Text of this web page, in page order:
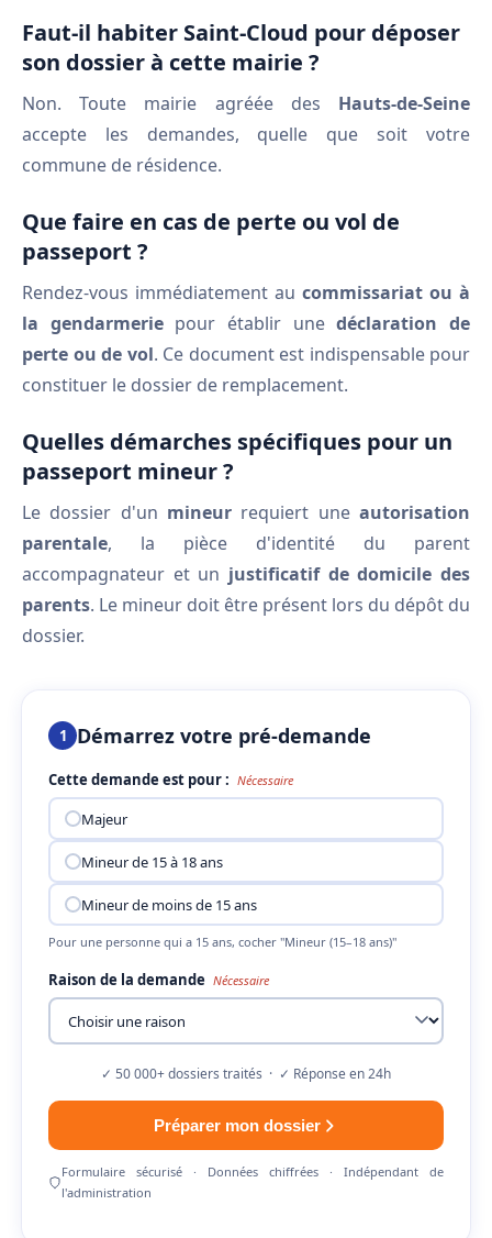
Faut-il habiter Saint-Cloud pour déposer
son dossier à cette mairie ?
Non. Toute mairie agréée des Hauts-de-Seine
accepte les demandes, quelle que soit votre
commune de résidence.
Que faire en cas de perte ou vol de
passeport ?
Rendez-vous immédiatement au commissariat ou à
la gendarmeriepour établir unedéclaration de
perte ou de vol. Ce document est indispensable pour
constituer le dossier de remplacement.
Quelles démarches spécifiques pour un
passeport mineur ?
Le dossier d'un mineur requiert une autorisation
parentale, la pièce d'identité du parent
accompagnateur et un justificatif de domicile des
parents. Le mineur doit être présent lors du dépôt du
dossier.
1 Démarrez votre pré-demande
Cette demande est pour : Nécessaire
Majeur
Mineur de 15 à 18 ans
Mineur de moins de 15 ans
Pour une personne qui a 15 ans, cocher "Mineur (15–18 ans)"
Raison de la demande Nécessaire
✓ 50 000+ dossiers traités · ✓ Réponse en 24h
Préparer mon dossier
Formulaire sécurisé · Données chiffrées · Indépendant de
l'administration